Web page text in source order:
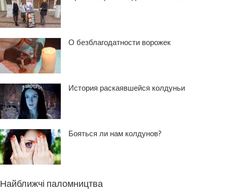
О безблагодатности ворожек
История раскаявшейся колдуньи
Бояться ли нам колдунов?
Найближчі паломництва